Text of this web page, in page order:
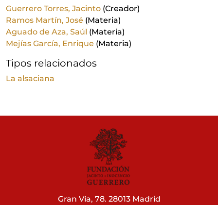
Guerrero Torres, Jacinto (Creador)
Ramos Martín, José (Materia)
Aguado de Aza, Saúl (Materia)
Mejías García, Enrique (Materia)
Tipos relacionados
La alsaciana
Gran Vía, 78. 28013 Madrid